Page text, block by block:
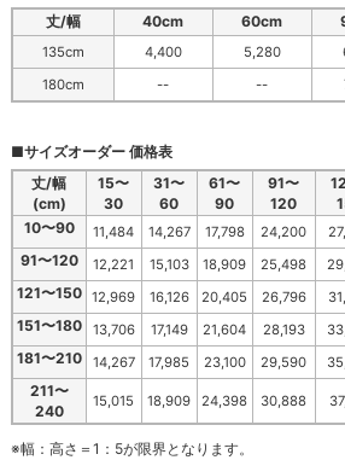
丈/幅
40cm 60cm
135cm 4,400 5,280
180cm
-- --
■サイズオーダー 価格表
丈/幅
(cm)
15〜
30
31〜
60
61〜
90
91〜
120
10〜90
11,484 14,267 17,798 24,200
91〜120 12,221 15,103 18,909 25,498
121〜150 12,969 16,126 20,405 26,796
151〜180 13,706 17,149 21,604 28,193
181〜210 14,267 17,985 23,100 29,590
211〜
240
15,015 18,909 24,398 30,888
※幅：高さ＝1：5が限界となります。